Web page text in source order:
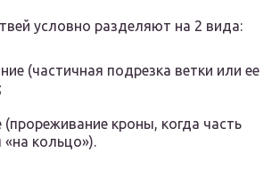
условно разделяют на 2 вида:
(частичная подрезка ветки или ее
(прореживание кроны, когда часть
«на кольцо»).